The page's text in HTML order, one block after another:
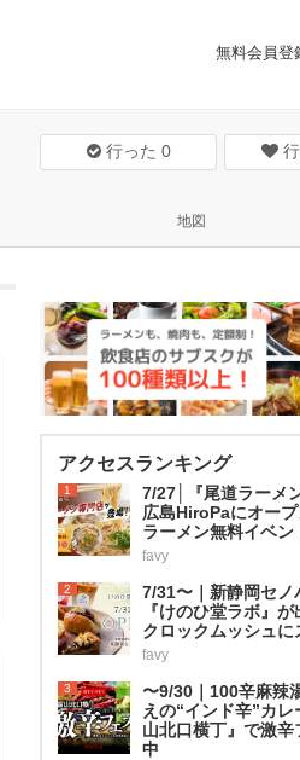
無料会員登
行った 0 行
地図
アクセスランキング
1
7/27│『尾道ラーメ
広島HiroPaにオー
ラーメン無料イベン
favy
2
7/31〜｜新静岡セノ
『けのひ堂ラボ』
クロックムッシュに
favy
3
〜9/30｜100辛麻辣
えの“インド辛”カレ
山北口横丁』で激辛
中